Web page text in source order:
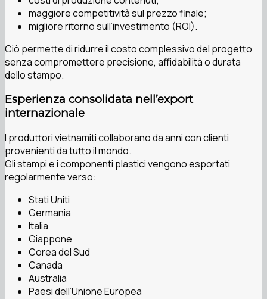
maggiore competitività sul prezzo finale;
migliore ritorno sull’investimento (ROI).
Ciò permette di ridurre il costo complessivo del progetto
senza compromettere precisione, affidabilità o durata
dello stampo.
Esperienza consolidata nell’export
internazionale
I produttori vietnamiti collaborano da anni con clienti
provenienti da tutto il mondo.
Gli stampi e i componenti plastici vengono esportati
regolarmente verso:
Stati Uniti
Germania
Italia
Giappone
Corea del Sud
Canada
Australia
Paesi dell’Unione Europea